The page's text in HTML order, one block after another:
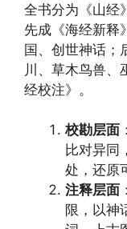
全书分为《山经
先成《海经新释
国、创世神话；
川、草木鸟兽、
经校注》。
校勘层面
比对异同
处，还原
注释层面
限，以神